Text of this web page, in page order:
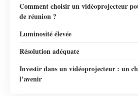
Comment choisir un vidéoprojecteur
de réunion ?
Luminosité élevée
Résolution adéquate
Investir dans un vidéoprojecteur : un
l’avenir